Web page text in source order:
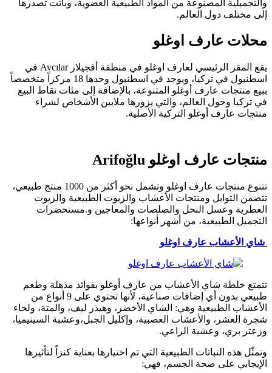
والتجميلية المصنوعة من المواد الطبيعية العضوية، وباتت تصدرها
إلى مختلف دول العالم.
محلات عارف اوغلو
يقع المقر الرئيسي لعارف اوغلو في منطقة أفجيلار Avcılar في
اسطنبول في تركيا، ويوجد في اسطنبول وحدها 18 مركزاً متخصصاً
ببيع منتجات عارف أوغلو المتنوعة، بالإضافة إلى مئات نقاط البيع
في تركيا وحول العالم، والتي يزورها ملايين الأشخاص لشراء
منتجات عارف أوغلو التركية الأصلية.
منتجات عارف اوغلو Arifoğlu
تتنوع منتجات عارف اوغلو وتشمل نحو أكثر من 1000 منتج طبيعي،
تتضمن التوابل ومنتجات الأعشاب والزيوت الطبيعية والزيوت
العطرية وعسل النحل والصلصات والمعاجين و.مستحضرات
التجميل الطبيعية، من أشهر أنواعها:
شاي الأعشاب عارف اوغلو
تتمتع خلطة شاي الأعشاب من عارف أوغلو بفوائد مذهلة وطعم
طبيعي بدون أي إضافات صناعية، لأنها تحتوي على 9 أنواع من
الأعشاب الطبيعية وهي: الشاي الأخضر، وهيذر ليف، والمتة، ولحاء
شجرة العشر، والأعشاب العصبية، وإكليل الجبل،وعشبة السينيميا،
وزعتر بري، وعشبة الراعي.
وتمثّل هذه النباتات الطبيعية التي تم اختيارها بعناية كنزاً لتأثيرها
الإيجابي على صحة الجسم، فهي: